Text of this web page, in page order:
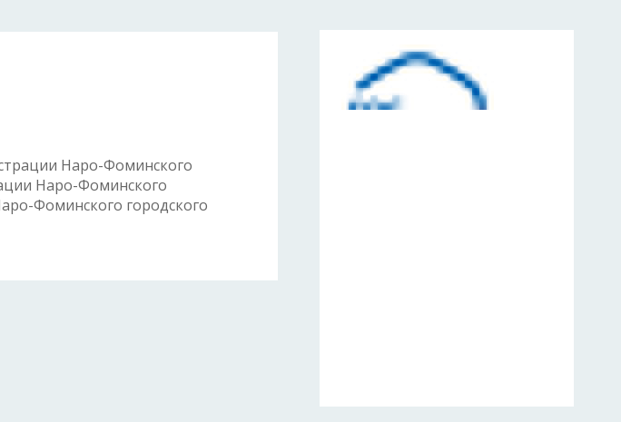
Наро-Фоминского
Наро-Фоминского
Фоминского городского